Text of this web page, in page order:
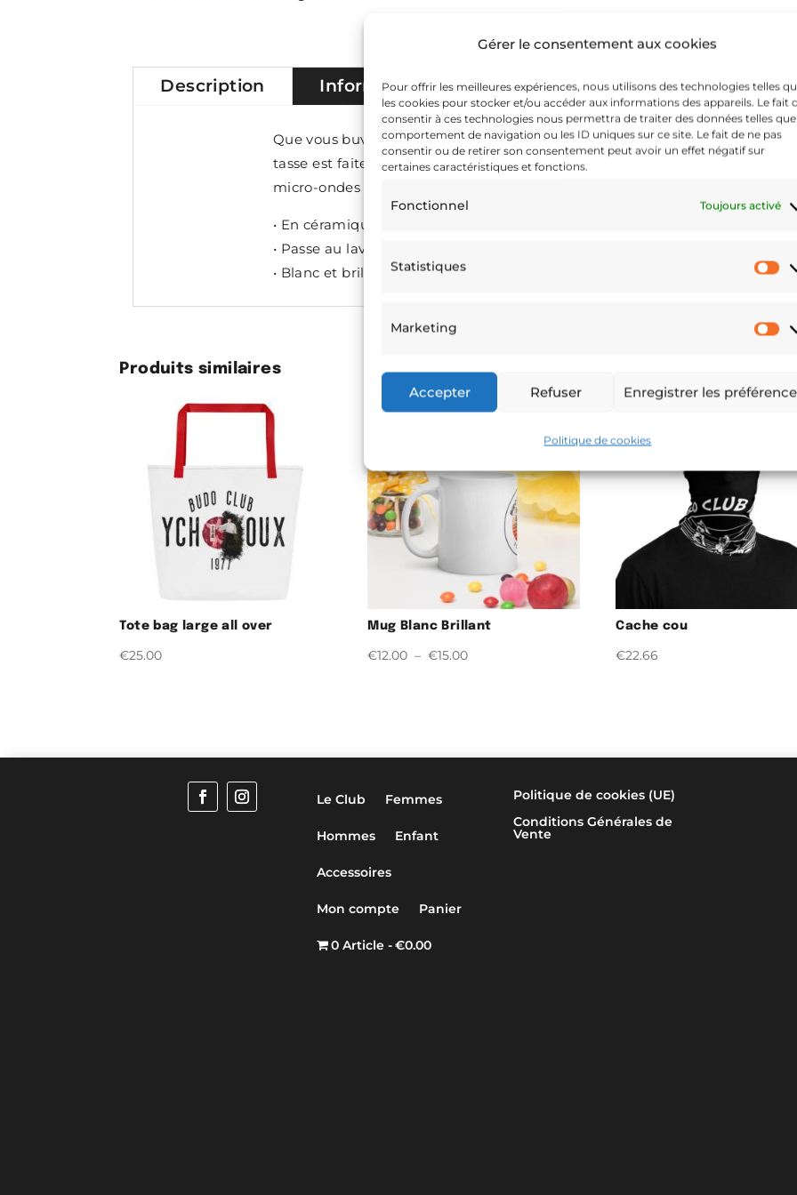
Gérer le consentement aux cookies
Pour offrir les meilleures expériences, nous utilisons des technologies telles
les cookies pour stocker et/ou accéder aux informations des appareils. Le fait
consentir à ces technologies nous permettra de traiter des données telles
comportement de navigation ou les ID uniques sur ce site. Le fait de ne pas
consentir ou de retirer son consentement peut avoir un effet négatif sur
certaines caractéristiques et fonctions.
Fonctionnel Toujours activé
Statistiques
Marketing
Accepter Refuser Enregistrer les
Politique de cookies
Description Informations complémentaires
Que vous buviez votre café du matin, votre thé du soir ou autre chose
tasse est faite pour vous ! Elle est robuste et brillante avec un imprimé
micro-ondes et au lave-vaisselle.
• En céramique
• Passe au lave-vaisselle et au micro-ondes
• Blanc et brillant
Produits similaires
Tote bag large all over
€25.00
Mug Blanc Brillant
€12.00 – €15.00Plage
Cache cou
€22.66
Le Club Femmes
Hommes Enfant
Accessoires
Mon compte Panier
0 Article €0.00
Politique de cookies (UE)
Conditions Générales de
Vente